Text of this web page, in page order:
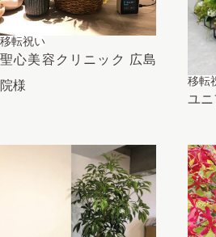
移転祝い
聖心美容クリニック 広島
院様
移転
ユ